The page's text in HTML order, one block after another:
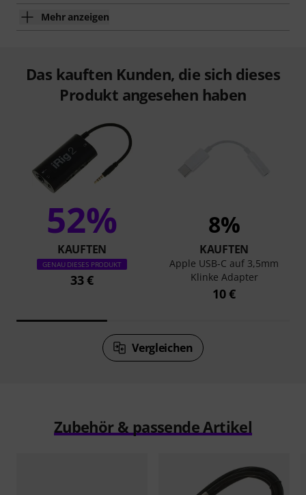
Mehr anzeigen
Das kauften Kunden, die sich dieses
Produkt angesehen haben
52%
KAUFTEN
GENAU DIESES PRODUKT
33 €
8%
KAUFTEN
Apple USB-C auf 3,5mm
Klinke Adapter
10 €
Vergleichen
Zubehör & passende Artikel